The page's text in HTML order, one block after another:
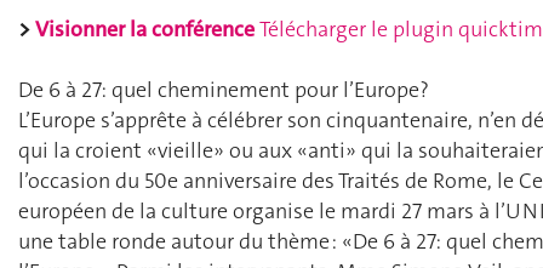
>Visionner la conférenceTélécharger le plugin
De 6 à 27: quel cheminement pour l’Europe?
L’Europe s’apprête à célébrer son cinquantenaire, n’en
qui la croient «vieille» ou aux «anti» qui la
l’occasion du 50e anniversaire des Traités de Rome, le
européen de la culture organise le mardi 27 mars à
une table ronde autour du thème : «De 6 à 27: quel